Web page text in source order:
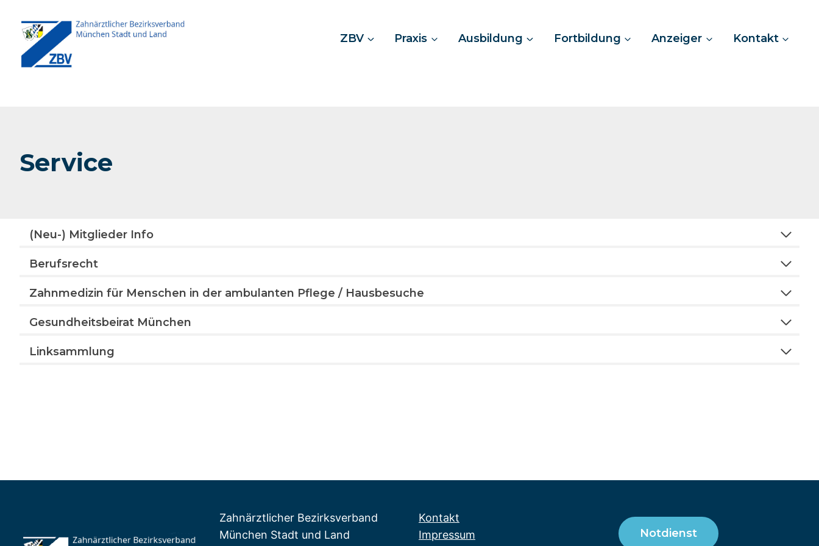
Inhalt
springen
ZBV Praxis Ausbildung Fortbildung Anzeiger Kontakt
Service
(Neu-) Mitglieder Info
Berufsrecht
Zahnmedizin für Menschen in der ambulanten Pflege / Hausbesuche
Gesundheitsbeirat München
Linksammlung
Zahnärztlicher Bezirksverband
München Stadt und Land
Kontakt
Impressum
Notdienst